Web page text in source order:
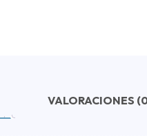
VALORACIONES